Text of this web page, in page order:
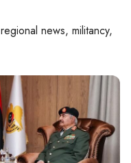
regional news, militancy,